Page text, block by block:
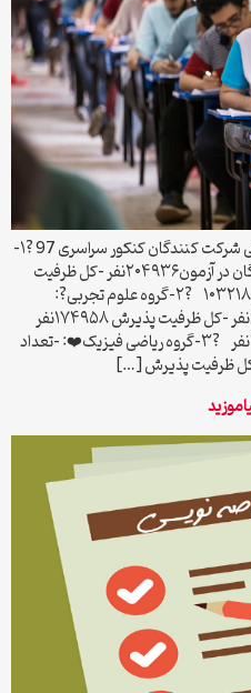
تحلیل نتایج کنکور سراسری ۹۷ پراکندگی شرکت کنندگان کنکور سراسری 97 ?۱-
گروه علوم انسانی?: -تعداد شرکت کنندگان در آزمون۲۰۴۹۳۶نفر -کل ظرفیت
پذیرش۳۰۸۱۵۴ نفر -تعدادصندلی خالی۱۰۳۲۱۸ ?۲-گروه علوم تجربی?:
-تعدادشرکت کنندگان درآزمون۶۴۲۲۲۸نفر -کل ظرفیت پذیرش ۱۷۴۹۵۸نفر
-تعداد افرادی که رد خواهندشد۴۶۷۲۷۰نفر ?۳-گروه ریاضی فیزیک❤️: -تعداد